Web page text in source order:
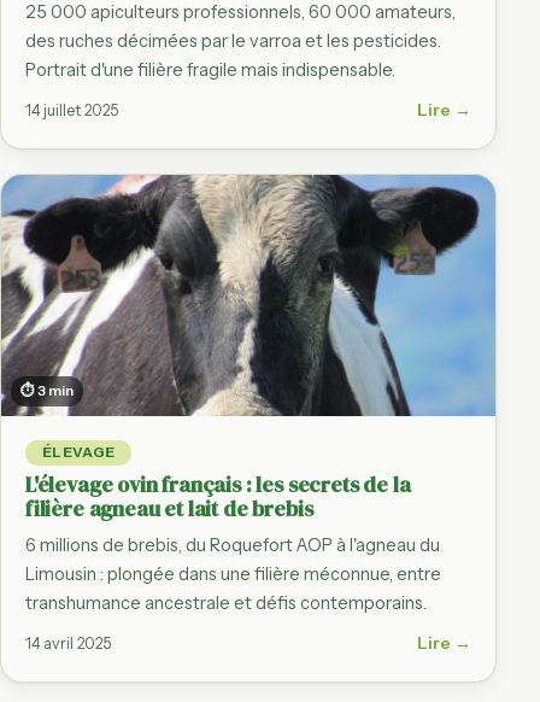
25 000 apiculteurs professionnels, 60 000 amateurs,
des ruches décimées par le varroa et les pesticides.
Portrait d'une filière fragile mais indispensable.
14 juillet 2025 Lire →
⏱ 3 min
ÉLEVAGE
L'élevage ovin français : les secrets de la
filière agneau et lait de brebis
6 millions de brebis, du Roquefort AOP à l'agneau du
Limousin : plongée dans une filière méconnue, entre
transhumance ancestrale et défis contemporains.
14 avril 2025 Lire →